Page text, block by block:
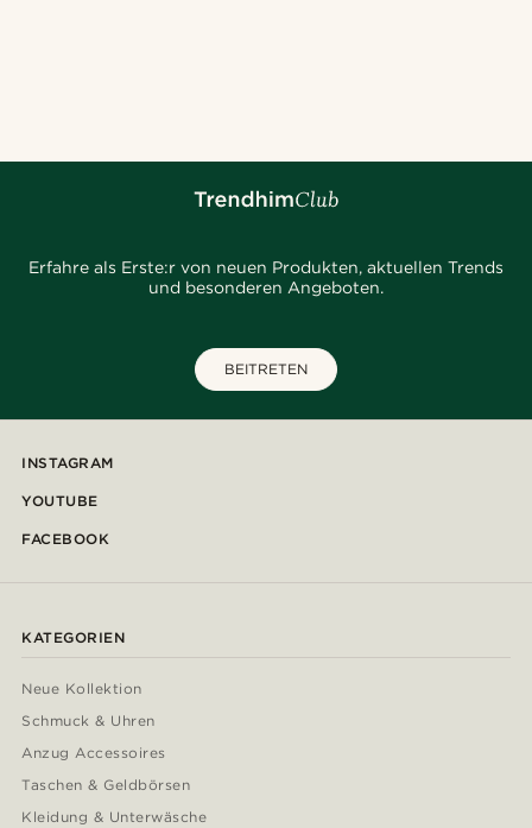
Erfahre als Erste:r von neuen Produkten, aktuellen Trends
und besonderen Angeboten.
BEITRETEN
INSTAGRAM
YOUTUBE
FACEBOOK
KATEGORIEN
Neue Kollektion
Schmuck & Uhren
Anzug Accessoires
Taschen & Geldbörsen
Kleidung & Unterwäsche